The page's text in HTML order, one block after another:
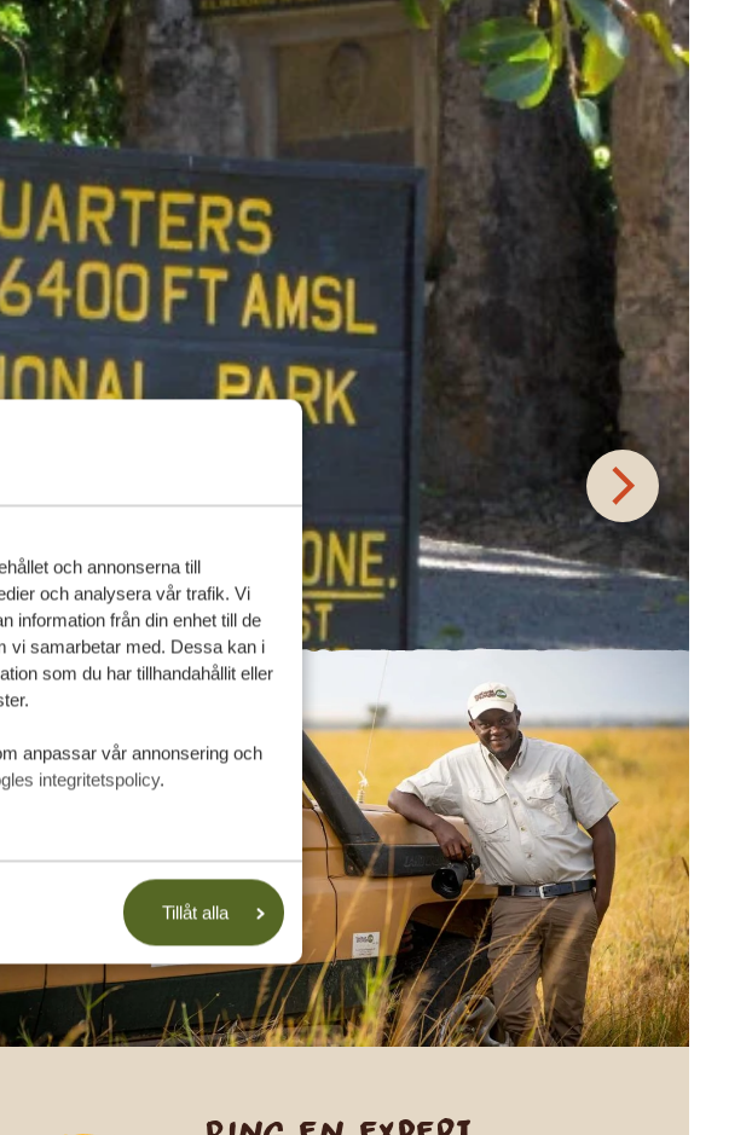
och annonserna till
och analysera vår trafik. Vi
information från din enhet till de
vi samarbetar med. Dessa kan i
som du har tillhandahållit eller
anpassar vår annonsering och
integritetspolicy.
Tillåt alla